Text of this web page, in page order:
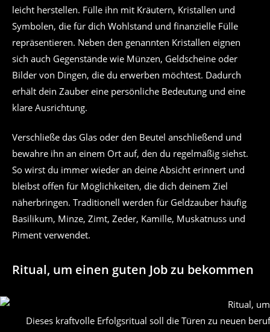
leicht herstellen. Fülle ihn mit Kräutern, Kristallen und
Symbolen, die für dich Wohlstand und finanzielle Fülle
repräsentieren. Neben den genannten Kristallen eignen
sich auch Gegenstände wie Münzen, Geldscheine oder
Bilder von Dingen, die du erwerben möchtest. Dadurch
erhält dein Zauber eine persönliche Bedeutung und eine
klare Ausrichtung.
Verschließe das Glas oder den Beutel anschließend und
bewahre ihn an einem Ort auf, den du regelmäßig siehst.
So wirst du immer wieder an deine Absicht erinnert und
bleibst offen für Möglichkeiten, die dich deinem Ziel
näherbringen. Traditionell werden für Geldzauber häufig
Basilikum, Minze, Zimt, Zeder, Kamille, Muskatnuss und
Piment verwendet.
Ritual, um einen guten Job zu bekommen
Dieses kraftvolle Erfolgsritual soll die Türen zu neuen